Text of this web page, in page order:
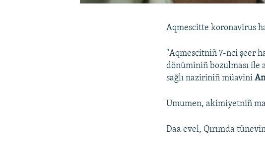
Aqmescitte koronavirus
"Aqmescitniñ 7-nci şeer
dönüminiñ bozulması ile
sağlı naziriniñ müavini
Umumen, akimiyetniñ
Daa evel, Qırımda